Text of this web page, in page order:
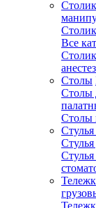
Все
Столы
Столы
Столы
Стулья
Стулья